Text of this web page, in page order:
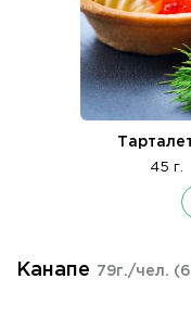
45 г.
Канапе 79г./чел.